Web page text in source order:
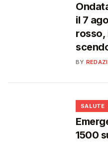
il 7
rosso,
BY
SALUTE
1500